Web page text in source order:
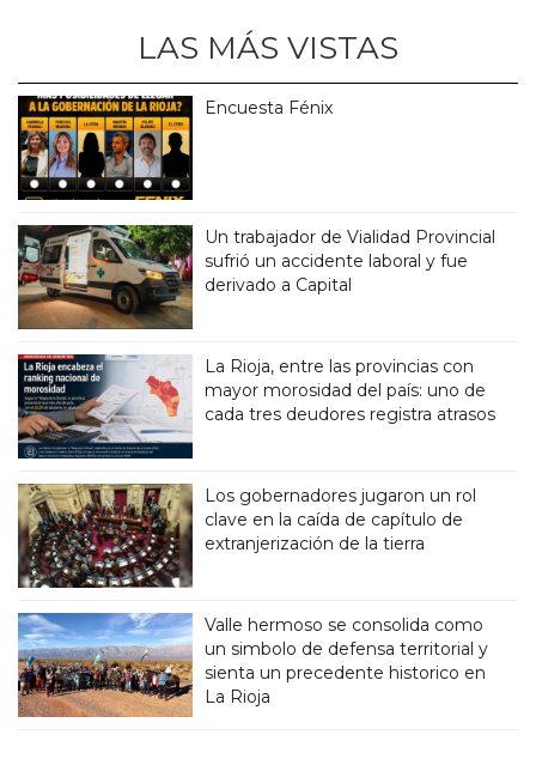
LAS MÁS VISTAS
Encuesta Fénix
Un trabajador de Vialidad Provincial
sufrió un accidente laboral y fue
derivado a Capital
La Rioja, entre las provincias con
mayor morosidad del país: uno de
cada tres deudores registra atrasos
Los gobernadores jugaron un rol
clave en la caída de capítulo de
extranjerización de la tierra
Valle hermoso se consolida como
un simbolo de defensa territorial y
sienta un precedente historico en
La Rioja